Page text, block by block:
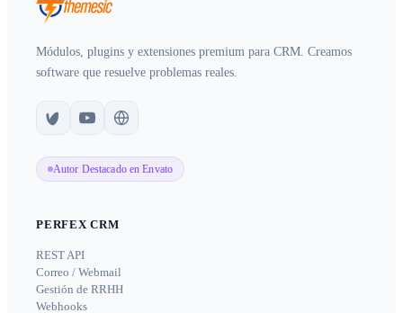
Módulos, plugins y extensiones premium para CRM. Creamos
software que resuelve problemas reales.
Autor Destacado en Envato
PERFEX CRM
REST API
Correo / Webmail
Gestión de RRHH
Webhooks